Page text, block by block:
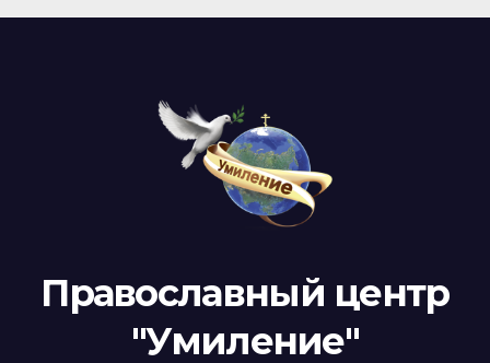
Православный центр
"Умиление"